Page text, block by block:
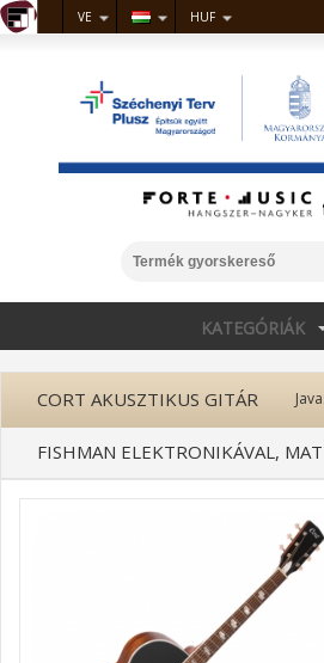
VE HUF
KATEGÓRIÁK
CORT AKUSZTIKUS GITÁR
FISHMAN ELEKTRONIKÁVAL,